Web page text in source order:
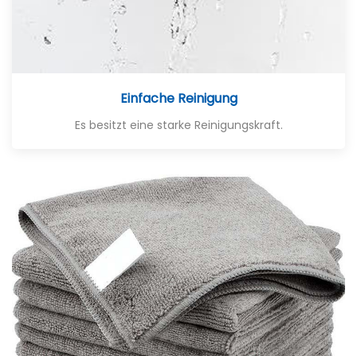
Einfache Reinigung
Es besitzt eine starke Reinigungskraft.